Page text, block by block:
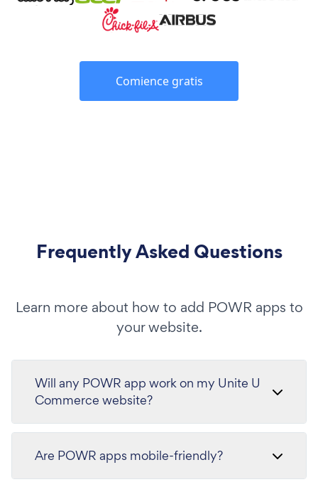
Comience gratis
Frequently Asked Questions
Learn more about how to add POWR apps to
your website.
Will any POWR app work on my Unite U
Commerce website?
Are POWR apps mobile-friendly?